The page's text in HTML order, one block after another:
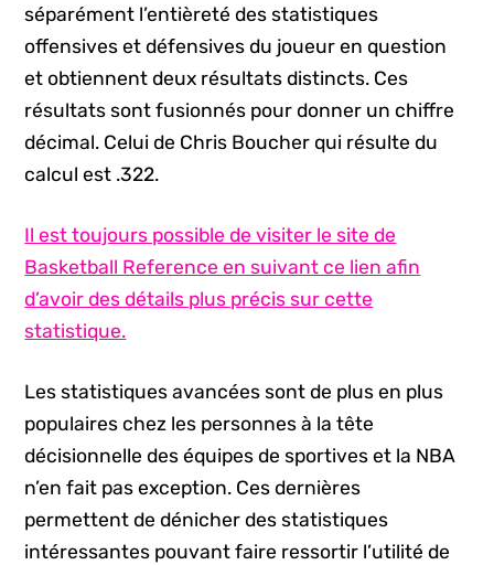
séparément l’entièreté des statistiques
offensives et défensives du joueur en question
et obtiennent deux résultats distincts. Ces
résultats sont fusionnés pour donner un chiffre
décimal. Celui de Chris Boucher qui résulte du
calcul est .322.
Il est toujours possible de visiter le site de
Basketball Reference en suivant ce lien afin
d’avoir des détails plus précis sur cette
statistique.
Les statistiques avancées sont de plus en plus
populaires chez les personnes à la tête
décisionnelle des équipes de sportives et la NBA
n’en fait pas exception. Ces dernières
permettent de dénicher des statistiques
intéressantes pouvant faire ressortir l’utilité de